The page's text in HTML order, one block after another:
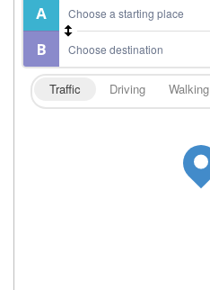
Traffic Driving Walking